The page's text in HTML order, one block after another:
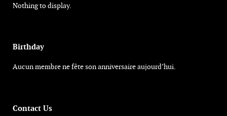
Nothing to display.
Birthday
Aucun membre ne fête son anniversaire aujourd’hui.
Contact Us